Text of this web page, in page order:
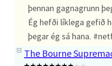
þennan gagnagrunn
Ég hefði líklega gefið
þegar ég sá hana.
The Bourne